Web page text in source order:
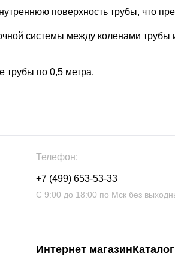
поверхность трубы, что
системы между коленами
трубы по 0,5 метра.
Телефон:
+7 (499) 653-53-33
С 9:00 до 18:00 по Мск без
Интернет магазинКаталог